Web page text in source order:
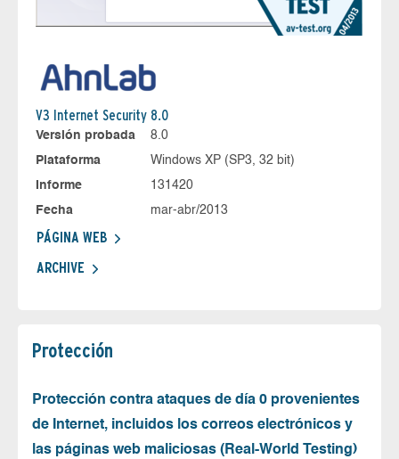
V3 Internet Security 8.0
Versión probada
8.0
Plataforma
Windows XP (SP3, 32 bit)
Informe
131420
Fecha
mar-abr/2013
PÁGINA WEB
ARCHIVE
Protección
Protección contra ataques de día 0 provenientes
de Internet, incluidos los correos electrónicos y
las páginas web maliciosas (Real-World Testing)